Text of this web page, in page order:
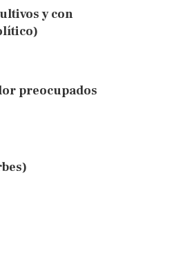
y con
preocupados